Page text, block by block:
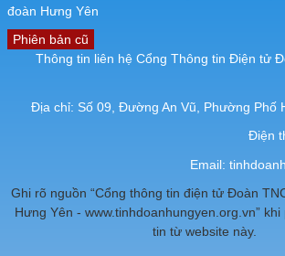
đoàn Hưng Yên
Phiên bản cũ
Thông tin liên hệ Cổng Thông tin Điện tử
Địa chỉ: Số 09, Đường An Vũ, Phường Phố
Điện
Email:
Ghi rõ nguồn “Cổng thông tin điện tử Đoàn
Hưng Yên - www.tinhdoanhungyen.org.vn”
tin từ website này.